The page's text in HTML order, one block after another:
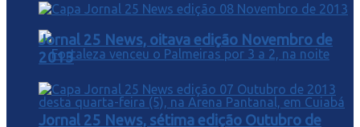
Jornal 25 News, oitava edição Novembro de
2013
Jornal 25 News, sétima edição Outubro de